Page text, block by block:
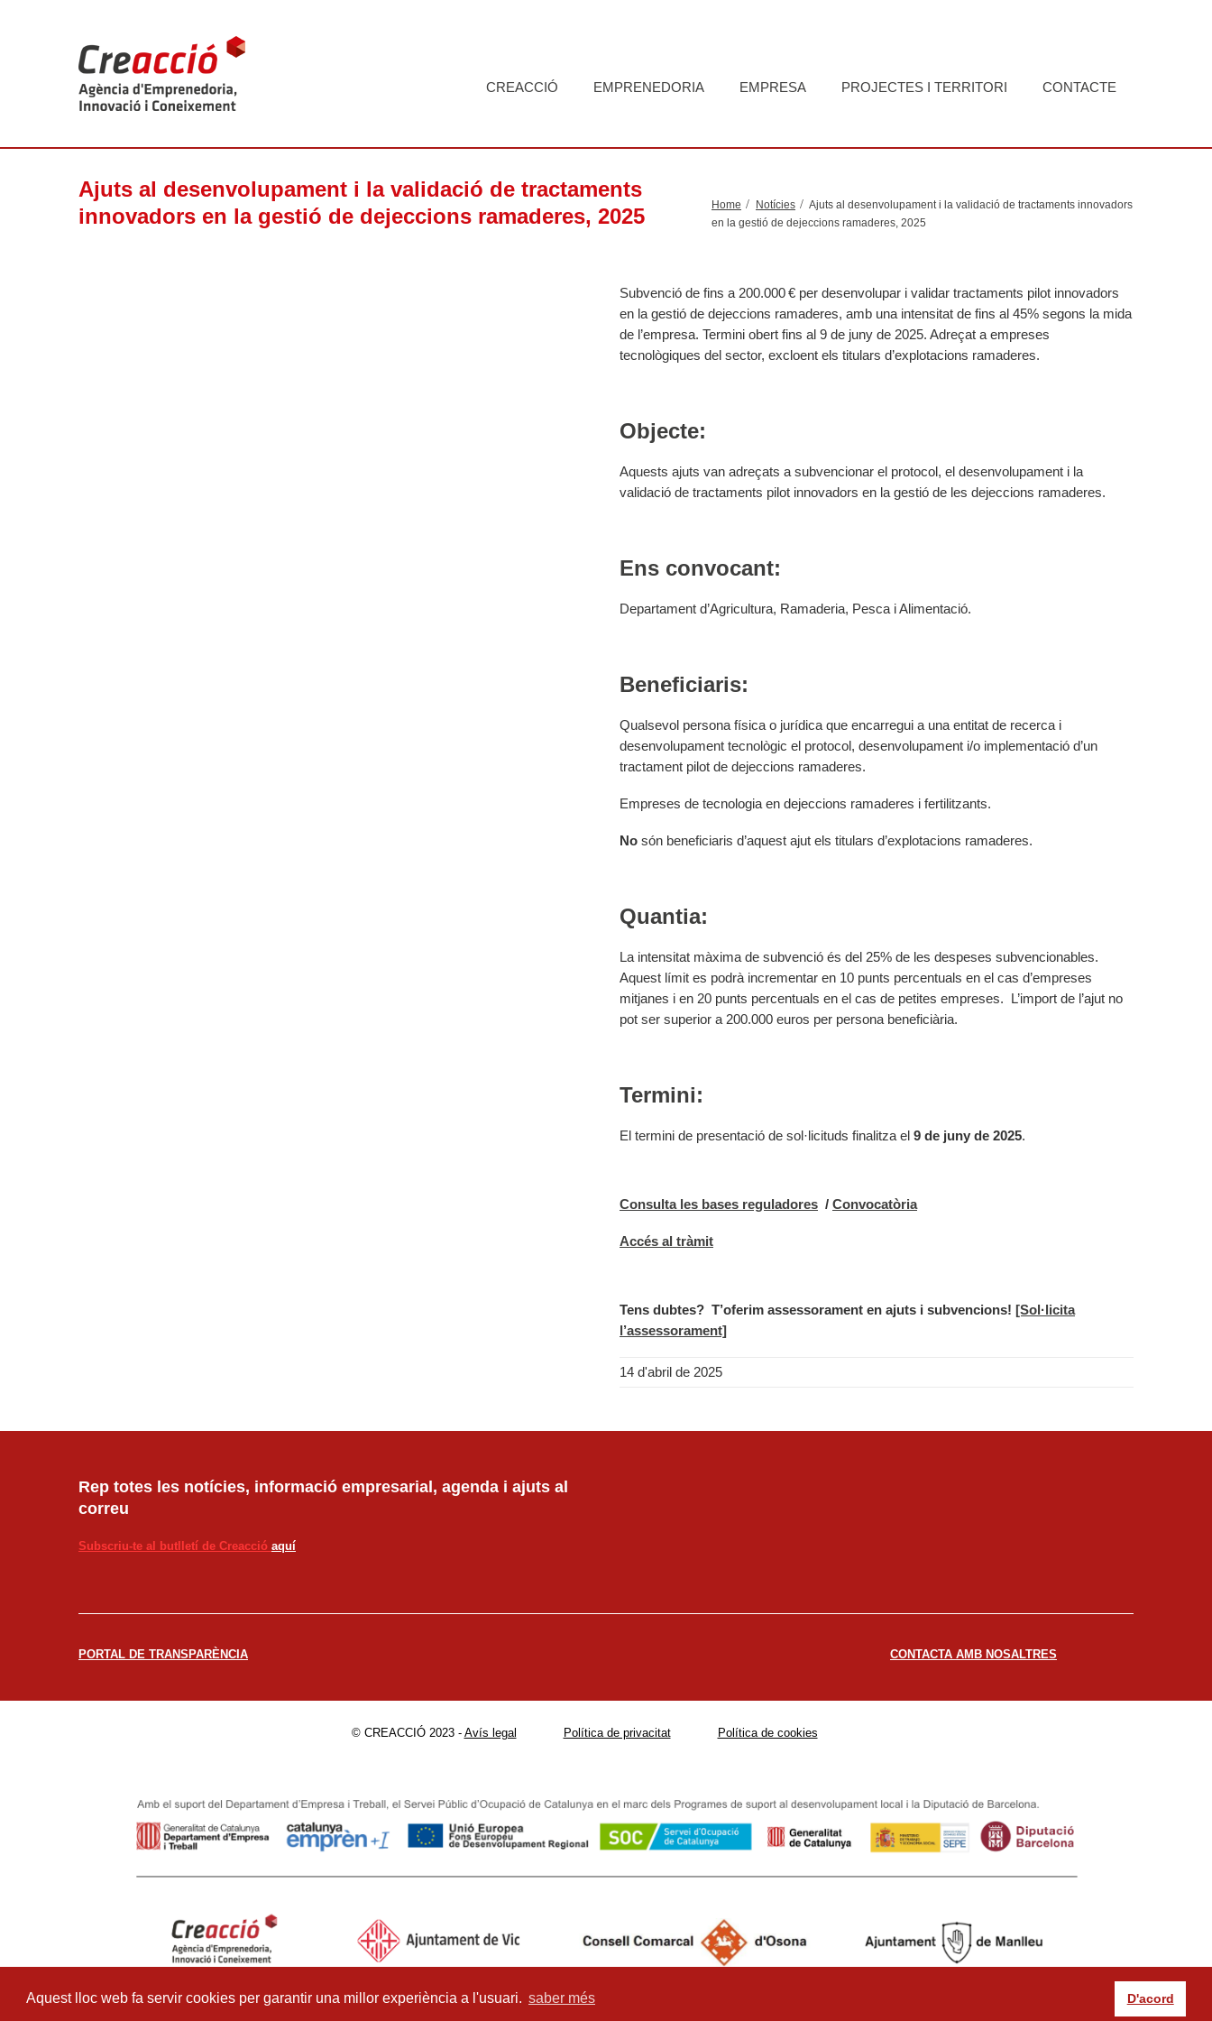
Aquest lloc web fa servir cookies per garantir una millor experiència a l'usuari. saber més D'acord
CREACCIÓ EMPRENEDORIA EMPRESA PROJECTES I TERRITORI CONTACTE
Ajuts al desenvolupament i la validació de tractaments
innovadors en la gestió de dejeccions ramaderes, 2025
Home Notícies
Ajuts al desenvolupament i la validació de tractaments innovadors
en la gestió de dejeccions ramaderes, 2025
Subvenció de fins a 200.000 € per desenvolupar i validar tractaments pilot innovadors
en la gestió de dejeccions ramaderes, amb una intensitat de fins al 45% segons la mida
de l’empresa. Termini obert fins al 9 de juny de 2025. Adreçat a empreses
tecnològiques del sector, excloent els titulars d’explotacions ramaderes.
Objecte:
Aquests ajuts van adreçats a subvencionar el protocol, el desenvolupament i la
validació de tractaments pilot innovadors en la gestió de les dejeccions ramaderes.
Ens convocant:
Departament d’Agricultura, Ramaderia, Pesca i Alimentació.
Beneficiaris:
Qualsevol persona física o jurídica que encarregui a una entitat de recerca i
desenvolupament tecnològic el protocol, desenvolupament i/o implementació d’un
tractament pilot de dejeccions ramaderes.
Empreses de tecnologia en dejeccions ramaderes i fertilitzants.
No són beneficiaris d’aquest ajut els titulars d’explotacions ramaderes.
Quantia:
La intensitat màxima de subvenció és del 25% de les despeses subvencionables.
Aquest límit es podrà incrementar en 10 punts percentuals en el cas d’empreses
mitjanes i en 20 punts percentuals en el cas de petites empreses. L’import de l’ajut no
pot ser superior a 200.000 euros per persona beneficiària.
Termini:
El termini de presentació de sol·licituds finalitza el 9 de juny de 2025.
Consulta les bases reguladores / Convocatòria
Accés al tràmit
Tens dubtes? T’oferim assessorament en ajuts i subvencions! [Sol·licita
l’assessorament]
14 d'abril de 2025
Rep totes les notícies, informació empresarial, agenda i ajuts al
correu
Subscriu-te al butlletí de Creacció aquí
PORTAL DE TRANSPARÈNCIA CONTACTA AMB NOSALTRES
© CREACCIÓ 2023 - Avís legal Política de privacitat Política de cookies